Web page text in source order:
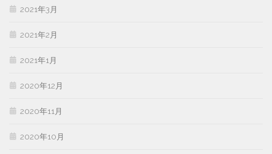
2021年3月
2021年2月
2021年1月
2020年12月
2020年11月
2020年10月